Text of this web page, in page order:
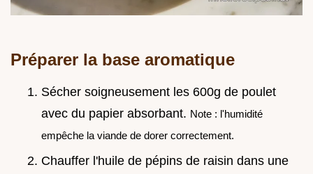
Préparer la base aromatique
Sécher soigneusement les 600g de poulet
avec du papier absorbant. Note : l'humidité
empêche la viande de dorer correctement.
Chauffer l'huile de pépins de raisin dans une